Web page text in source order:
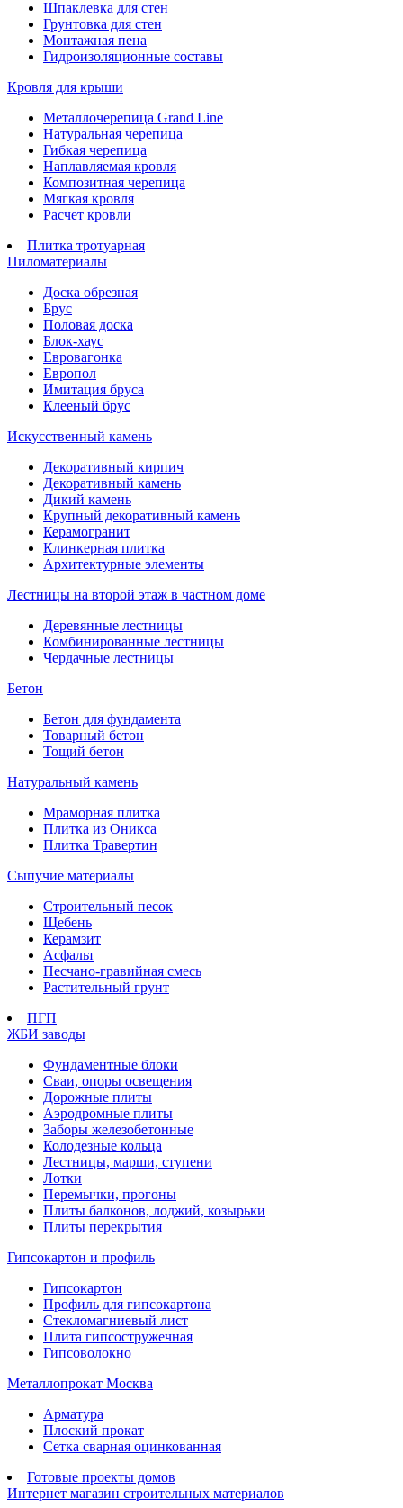
Шпаклевка для стен
Грунтовка для стен
Монтажная пена
Гидроизоляционные составы
Кровля для крыши
Металлочерепица Grand Line
Натуральная черепица
Гибкая черепица
Наплавляемая кровля
Композитная черепица
Мягкая кровля
Расчет кровли
Плитка тротуарная
Пиломатериалы
Доска обрезная
Брус
Половая доска
Блок-хаус
Евровагонка
Европол
Имитация бруса
Клееный брус
Искусственный камень
Декоративный кирпич
Декоративный камень
Дикий камень
Крупный декоративный камень
Керамогранит
Клинкерная плитка
Архитектурные элементы
Лестницы на второй этаж в частном доме
Деревянные лестницы
Комбинированные лестницы
Чердачные лестницы
Бетон
Бетон для фундамента
Товарный бетон
Тощий бетон
Натуральный камень
Мраморная плитка
Плитка из Оникса
Плитка Травертин
Сыпучие материалы
Строительный песок
Щебень
Керамзит
Асфальт
Песчано-гравийная смесь
Растительный грунт
ПГП
ЖБИ заводы
Фундаментные блоки
Сваи, опоры освещения
Дорожные плиты
Аэродромные плиты
Заборы железобетонные
Колодезные кольца
Лестницы, марши, ступени
Лотки
Перемычки, прогоны
Плиты балконов, лоджий, козырьки
Плиты перекрытия
Гипсокартон и профиль
Гипсокартон
Профиль для гипсокартона
Стекломагниевый лист
Плита гипсостружечная
Гипсоволокно
Металлопрокат Москва
Арматура
Плоский прокат
Сетка сварная оцинкованная
Готовые проекты домов
Интернет магазин строительных материалов